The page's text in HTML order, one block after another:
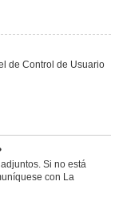
de Control de Usuario
Si no está
con La